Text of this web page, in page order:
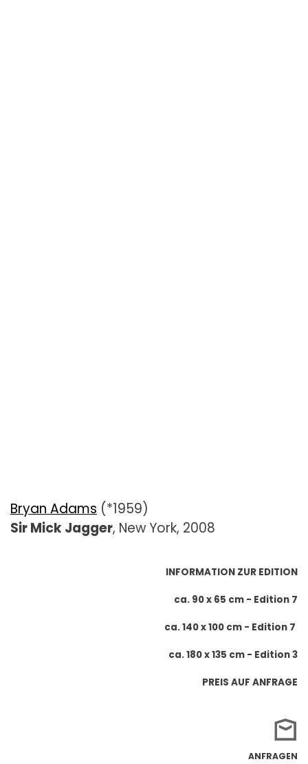
Bryan Adams (*1959)
Sir Mick Jagger, New York, 2008
INFORMATION ZUR EDITION
ca. 90 x 65 cm - Edition 7
ca. 140 x 100 cm - Edition 7
ca. 180 x 135 cm - Edition 3
PREIS AUF ANFRAGE
ANFRAGEN